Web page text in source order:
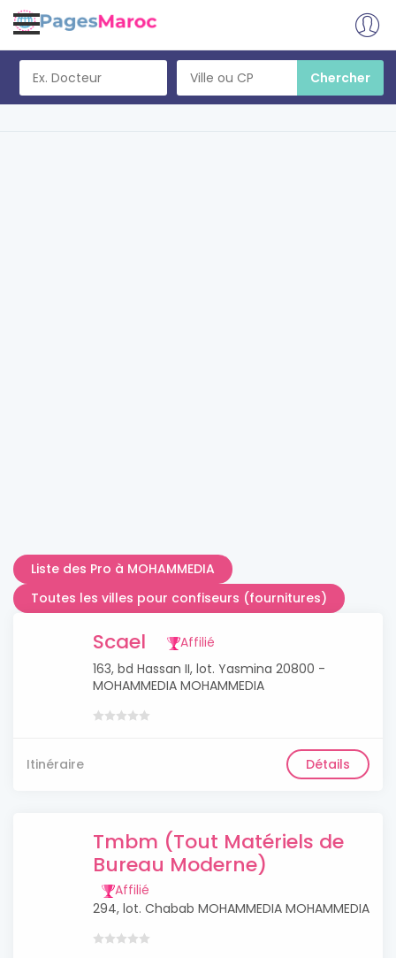
Liste des Pro à MOHAMMEDIA
Toutes les villes pour confiseurs (fournitures)
Scael
Affilié
163, bd Hassan II, lot. Yasmina 20800 -
MOHAMMEDIA MOHAMMEDIA
Itinéraire Détails
Tmbm (Tout Matériels de
Bureau Moderne)
Affilié
294, lot. Chabab MOHAMMEDIA MOHAMMEDIA